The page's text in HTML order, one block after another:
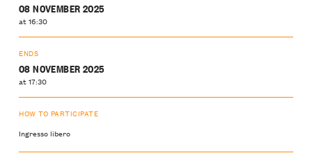
08 NOVEMBER 2025
at 16:30
ENDS
08 NOVEMBER 2025
at 17:30
HOW TO PARTICIPATE
Ingresso libero